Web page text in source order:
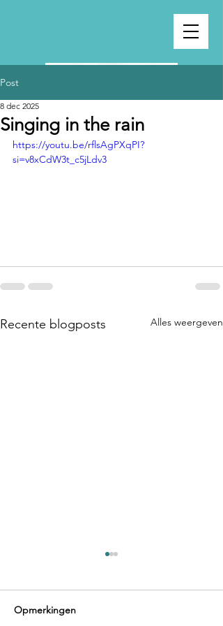
Post
Singing in the rain
8 dec 2025
https://youtu.be/rflsAgPXqPI?
si=v8xCdW3t_c5jLdv3
Recente blogposts Alles weergeven
Opmerkingen